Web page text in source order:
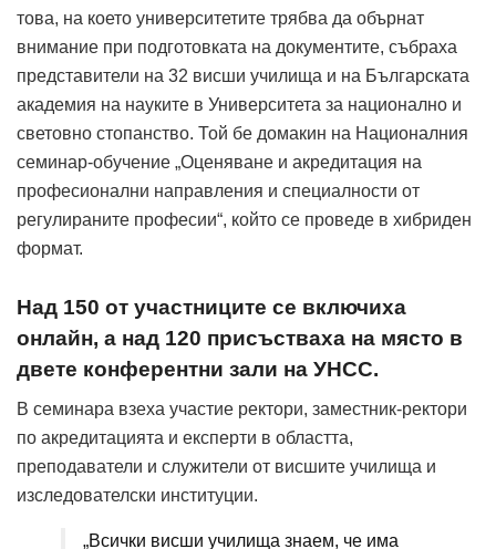
това, на което университетите трябва да обърнат
внимание при подготовката на документите, събраха
представители на 32 висши училища и на Българската
академия на науките в Университета за национално и
световно стопанство. Той бе домакин на Националния
семинар-обучение „Оценяване и акредитация на
професионални направления и специалности от
регулираните професии“, който се проведе в хибриден
формат.
Над 150 от участниците се включиха
онлайн, а над 120 присъстваха на място в
двете конферентни зали на УНСС.
В семинара взеха участие ректори, заместник-ректори
по акредитацията и експерти в областта,
преподаватели и служители от висшите училища и
изследователски институции.
„Всички висши училища знаем, че има